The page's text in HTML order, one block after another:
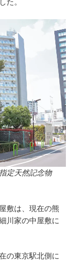
た。
定天然記念物
敷は、現在の熊
川家の中屋敷に
の東京駅北側に